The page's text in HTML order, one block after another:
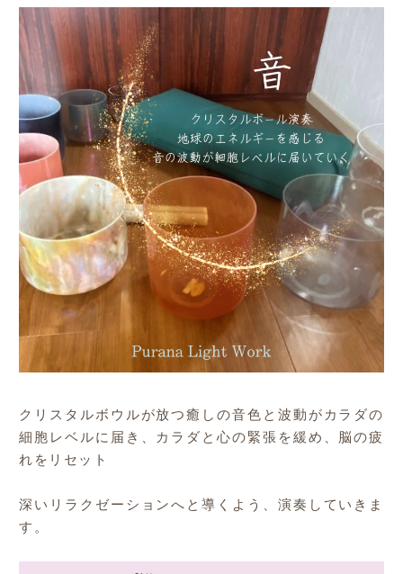
クリスタルボウルが放つ癒しの音色と波動がカラダの
細胞レベルに届き、カラダと心の緊張を緩め、脳の疲
れをリセット
深いリラクゼーションへと導くよう、演奏していきま
す。